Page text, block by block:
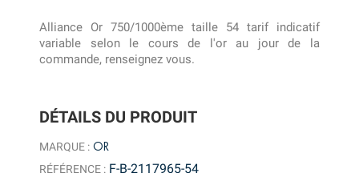
DÉTAILS DU PRODUIT
MARQUE : OR
RÉFÉRENCE : F-B-2117965-54
Alliance Or 750/1000ème taille 54 tarif indicatif
variable selon le cours de l'or au jour de la
commande, renseignez vous.